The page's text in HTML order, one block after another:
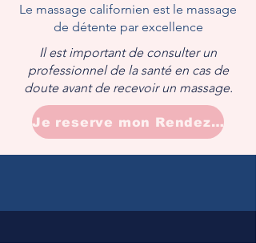
Le massage californien est le massage
de détente par excellence
Il est important de consulter un
professionnel de la santé en cas de
doute avant de recevoir un massage.
Je reserve mon Rendez-vous